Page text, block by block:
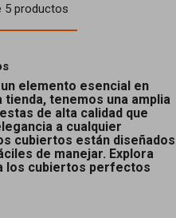
5 productos
elemento esencial en
tenemos una amplia
de alta calidad que
a cualquier
cubiertos están diseñados
de manejar. Explora
los cubiertos perfectos